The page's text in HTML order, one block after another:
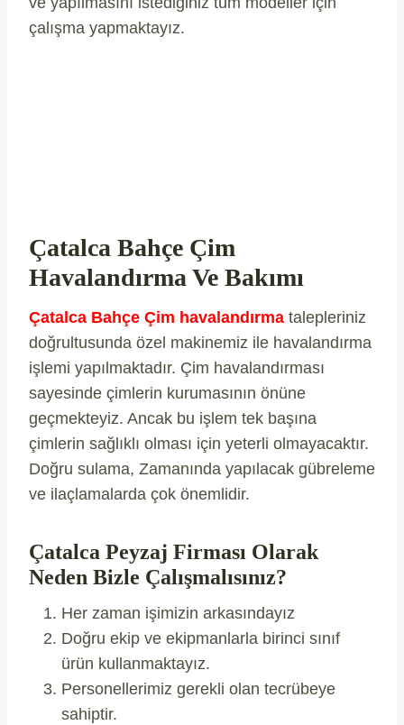
çalışma yapmaktayız.
Çatalca Bahçe Çim
Havalandırma Ve Bakımı
Çatalca Bahçe Çim havalandırma talepleriniz
doğrultusunda özel makinemiz ile havalandırma
işlemi yapılmaktadır. Çim havalandırması
sayesinde çimlerin kurumasının önüne
geçmekteyiz. Ancak bu işlem tek başına
çimlerin sağlıklı olması için yeterli olmayacaktır.
Doğru sulama, Zamanında yapılacak gübreleme
ve ilaçlamalarda çok önemlidir.
Çatalca Peyzaj Firması Olarak
Neden Bizle Çalışmalısınız?
Her zaman işimizin arkasındayız
Doğru ekip ve ekipmanlarla birinci sınıf
ürün kullanmaktayız.
Personellerimiz gerekli olan tecrübeye
sahiptir.